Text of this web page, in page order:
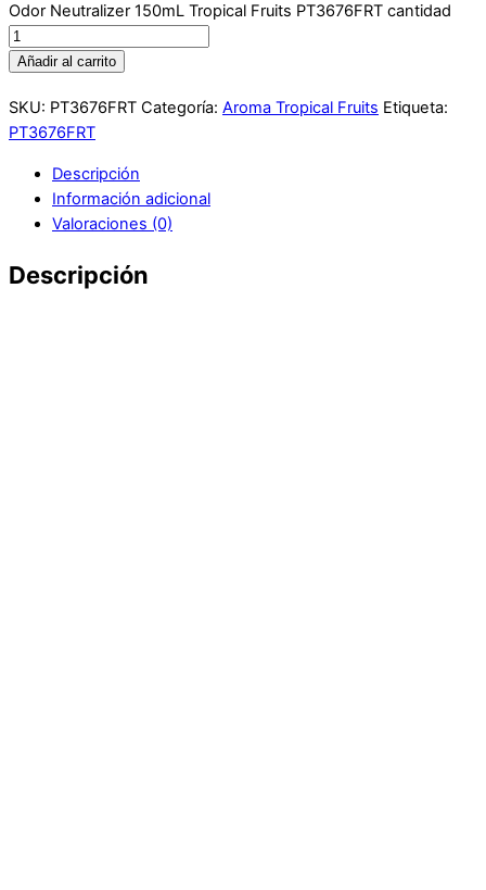
Odor Neutralizer 150mL Tropical Fruits PT3676FRT cantidad
Añadir al carrito
SKU: PT3676FRT Categoría: Aroma Tropical Fruits Etiqueta:
PT3676FRT
Descripción
Información adicional
Valoraciones (0)
Descripción